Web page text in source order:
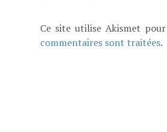
Ce site utilise Akismet
commentaires sont traitées.